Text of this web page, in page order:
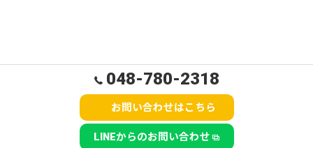
048-780-2318
お問い合わせはこちら
LINEからのお問い合わせ